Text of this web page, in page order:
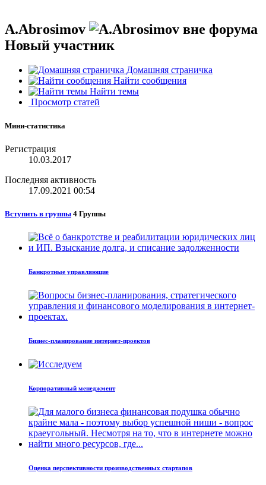
A.Abrosimov
Новый участник
Домашняя страничка
Найти сообщения
Найти темы
Просмотр статей
Мини-статистика
Регистрация
10.03.2017
Последняя активность
17.09.2021 00:54
Вступить в группы 4 Группы
Банкротные управляющие
Бизнес-планирование интернет-проектов
Корпоративный менеджмент
Оценка перспективности производственных стартапов